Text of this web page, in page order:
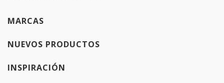
MARCAS
NUEVOS PRODUCTOS
INSPIRACIÓN